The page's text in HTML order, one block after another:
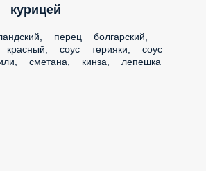
перец болгарский,
соус терияки, соус
сметана, кинза, лепешка